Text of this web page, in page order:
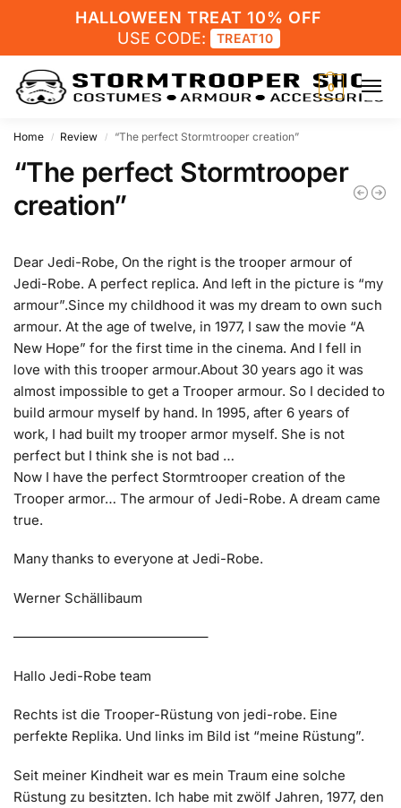
HALLOWEEN TREAT 10% OFF
USE CODE:
TREAT10
0
Home / Review / “The perfect Stormtrooper creation”
“The perfect Stormtrooper
creation”
Dear Jedi-Robe, On the right is the trooper armour of
Jedi-Robe. A perfect replica. And left in the picture is “my
armour”.Since my childhood it was my dream to own such
armour. At the age of twelve, in 1977, I saw the movie “A
New Hope” for the first time in the cinema. And I fell in
love with this trooper armour.About 30 years ago it was
almost impossible to get a Trooper armour. So I decided to
build armour myself by hand. In 1995, after 6 years of
work, I had built my trooper armor myself. She is not
perfect but I think she is not bad …
Now I have the perfect Stormtrooper creation of the
Trooper armor… The armour of Jedi-Robe. A dream came
true.
Many thanks to everyone at Jedi-Robe.
Werner Schällibaum
——————————————–
Hallo Jedi-Robe team
Rechts ist die Trooper-Rüstung von jedi-robe. Eine
perfekte Replika. Und links im Bild ist “meine Rüstung”.
Seit meiner Kindheit war es mein Traum eine solche
Rüstung zu besitzten. Ich habe mit zwölf Jahren, 1977, den